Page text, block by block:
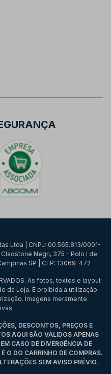
Ltda | CNPJ: 00.565.813/0001-
Cladstone Negri, 375 - Polo I de
SP | CEP: 13069-472
As fotos, textos e layout
da Loja. É proibida a utilização
Imagens meramente
DESCONTOS, PREÇOS E
AQUI SÃO VÁLIDOS APENAS
CASO DE DIVERGÊNCIA DE
O DO CARRINHO DE COMPRAS.
SEM AVISO PRÉVIO.